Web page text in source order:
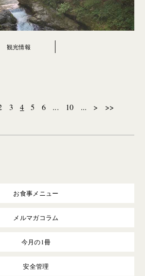
観光情報
3 4 5 6 ... 10 ... > >>
お食事メニュー
メルマガコラム
今月の1冊
安全管理